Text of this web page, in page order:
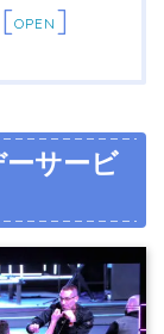
[OPEN ]
サービ